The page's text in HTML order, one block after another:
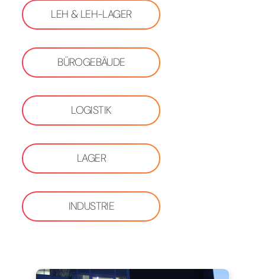
LEH & LEH-LAGER
BÜROGEBÄUDE
LOGISTIK
LAGER
INDUSTRIE